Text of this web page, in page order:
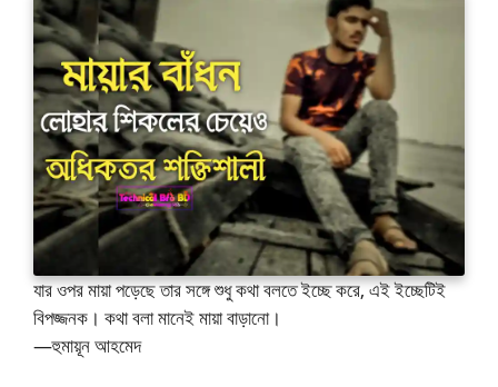
যার ওপর মায়া পড়েছে তার সঙ্গে শুধু কথা বলতে ইচ্ছে করে, এই ইচ্ছেটিই
বিপজ্জনক। কথা বলা মানেই মায়া বাড়ানো।
—হুমায়ূন আহমেদ